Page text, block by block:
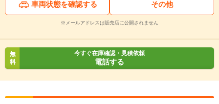
車両状態を確認する その他
※メールアドレスは販売店に公開されません
無
料
今すぐ在庫確認・見積依頼
電話する